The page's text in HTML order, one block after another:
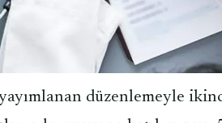
düzenlemeyle